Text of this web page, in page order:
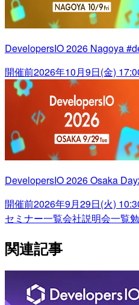
DevelopersIO 2026 Nagoya
開催前2026年10月9日(金)
DevelopersIO 2026 Osaka
開催前2026年9月29日(火)
セミナー一覧会社説明会一覧
関連記事